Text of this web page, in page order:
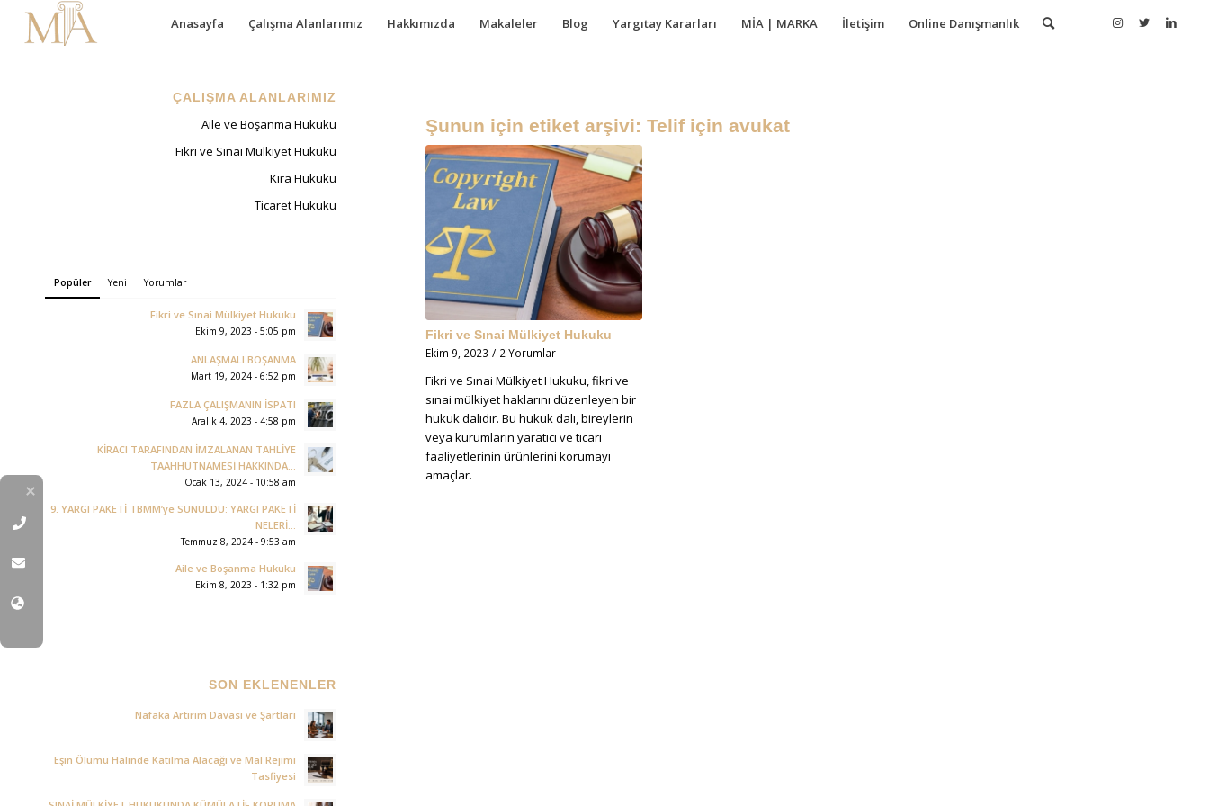
Anasayfa Çalışma Alanlarımız Hakkımızda Makaleler Blog Yargıtay Kararları MİA | MARKA İletişim Online Danışmanlık
Şunun için etiket arşivi:Telif için avukat
Fikri ve Sınai Mülkiyet Hukuku
Ekim 9, 2023 / 2 Yorumlar
Fikri ve Sınai Mülkiyet Hukuku, fikri ve
sınai mülkiyet haklarını düzenleyen bir
hukuk dalıdır. Bu hukuk dalı, bireylerin
veya kurumların yaratıcı ve ticari
faaliyetlerinin ürünlerini korumayı
amaçlar.
ÇALIŞMA ALANLARIMIZ
Aile ve Boşanma Hukuku
Fikri ve Sınai Mülkiyet Hukuku
Kira Hukuku
Ticaret Hukuku
Popüler Yeni Yorumlar
Fikri ve Sınai Mülkiyet Hukuku
Ekim 9, 2023 - 5:05 pm
ANLAŞMALI BOŞANMA
Mart 19, 2024 - 6:52 pm
FAZLA ÇALIŞMANIN İSPATI
Aralık 4, 2023 - 4:58 pm
KİRACI TARAFINDAN İMZALANAN TAHLİYE
TAAHHÜTNAMESİ HAKKINDA...
Ocak 13, 2024 - 10:58 am
9. YARGI PAKETİ TBMM’ye SUNULDU: YARGI PAKETİ
NELERİ...
Temmuz 8, 2024 - 9:53 am
Aile ve Boşanma Hukuku
Ekim 8, 2023 - 1:32 pm
SON EKLENENLER
Nafaka Artırım Davası ve Şartları
Eşin Ölümü Halinde Katılma Alacağı ve Mal Rejimi
Tasfiyesi